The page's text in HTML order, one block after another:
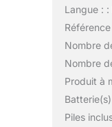
Langue :
Nombre
Nombre
Produit à
Piles